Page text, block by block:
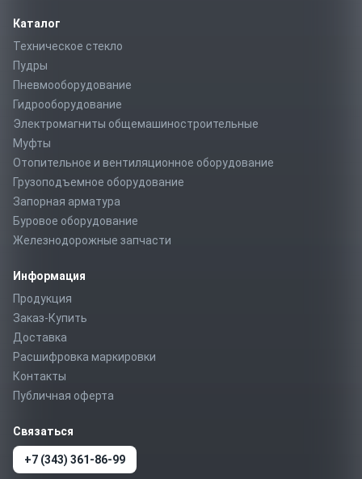
Каталог
Техническое стекло
Пудры
Пневмооборудование
Гидрооборудование
Электромагниты общемашиностроительные
Муфты
Отопительное и вентиляционное оборудование
Грузоподъемное оборудование
Запорная арматура
Буровое оборудование
Железнодорожные запчасти
Информация
Продукция
Заказ-Купить
Доставка
Расшифровка маркировки
Контакты
Публичная оферта
Связаться
+7 (343) 361-86-99